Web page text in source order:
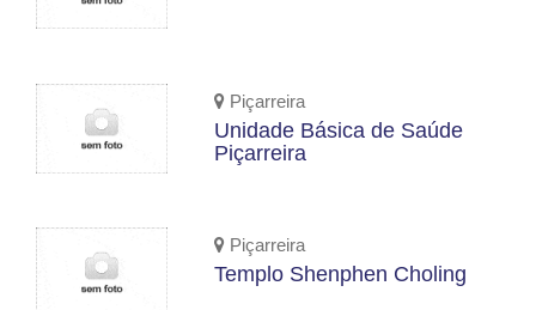
Piçarreira
Unidade Básica de Saúde
Piçarreira
Piçarreira
Templo Shenphen Choling